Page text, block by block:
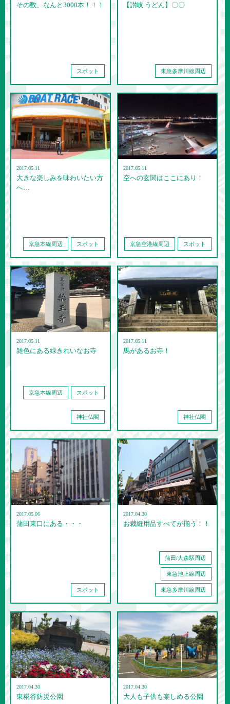
その数、なんと3000本！！！
スポット
【讃岐 うどん】〇〇
東急多摩川線周辺
2017.05.11
大きな楽しみを味わいたい方
へ…
京急本線周辺 スポット
2017.05.11
空への玄関はここにあり！
京急空港線周辺 スポット
2017.05.11
雑色にある緑きれいなお寺
京急本線周辺 スポット
神社仏閣
2017.05.11
馬があるお寺！
神社仏閣
2017.05.06
蒲田東口にある・・・
スポット
2017.04.30
お裁縫用品すべてが揃う！！
蒲田/大森駅周辺
東急池上線周辺
東急多摩川線周辺
2017.04.30
東糀谷防災公園
2017.04.30
大人も子供も楽しめる公園